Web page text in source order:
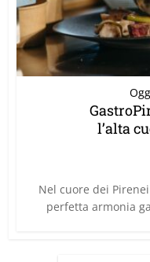
l’alta
Nel cuore dei
perfetta armonia